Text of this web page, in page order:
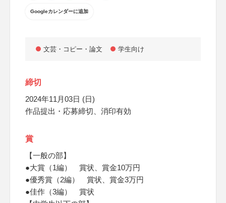
Googleカレンダーに追加
文芸・コピー・論文 学生向け
締切
2024年11月03日 (日)
作品提出・応募締切、消印有効
賞
【一般の部】
●大賞（1編） 賞状、賞金10万円
●優秀賞（2編） 賞状、賞金3万円
●佳作（3編） 賞状